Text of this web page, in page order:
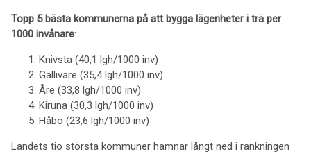
Topp 5 bästa kommunerna på att bygga lägenheter i trä per
1000 invånare:
Knivsta (40,1 lgh/1000 inv)
Gällivare (35,4 lgh/1000 inv)
Åre (33,8 lgh/1000 inv)
Kiruna (30,3 lgh/1000 inv)
Håbo (23,6 lgh/1000 inv)
Landets tio största kommuner hamnar långt ned i rankningen